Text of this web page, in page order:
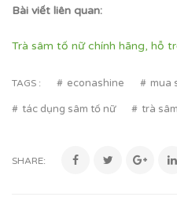
Bài viết liên quan:
Trà sâm tố nữ chính hãng, hỗ
TAGS : econashine mua
tác dụng sâm tố nữ trà
SHARE: